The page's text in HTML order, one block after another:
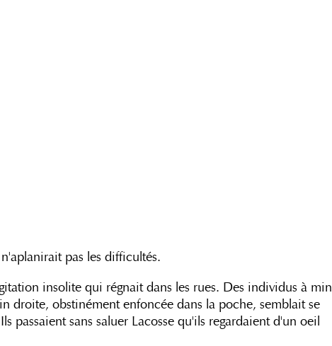
pas les difficultés.
insolite qui régnait dans les rues. Des individus à
droite, obstinément enfoncée dans la poche, semblait se
passaient sans saluer Lacosse qu'ils regardaient d'un oeil